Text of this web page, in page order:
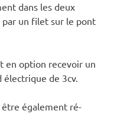
dans les deux
un filet sur le pont
en option recevoir un
de 3cv.
être également ré-